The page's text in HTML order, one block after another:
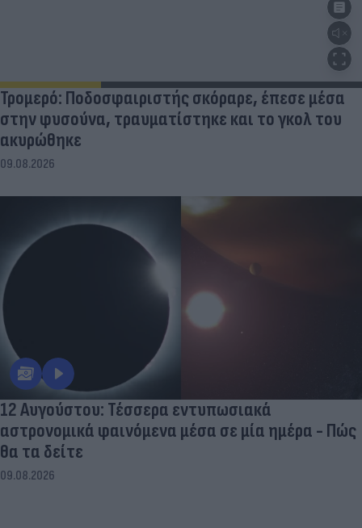
Τρομερό: Ποδοσφαιριστής σκόραρε, έπεσε μέσα
στην φυσούνα, τραυματίστηκε και το γκολ του
ακυρώθηκε
09.08.2026
12 Αυγούστου: Τέσσερα εντυπωσιακά
αστρονομικά φαινόμενα μέσα σε μία ημέρα - Πώς
θα τα δείτε
09.08.2026